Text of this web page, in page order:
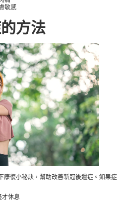
敏感
方法
康復小秘訣，幫助改善新冠後遺症。如果症
才休息